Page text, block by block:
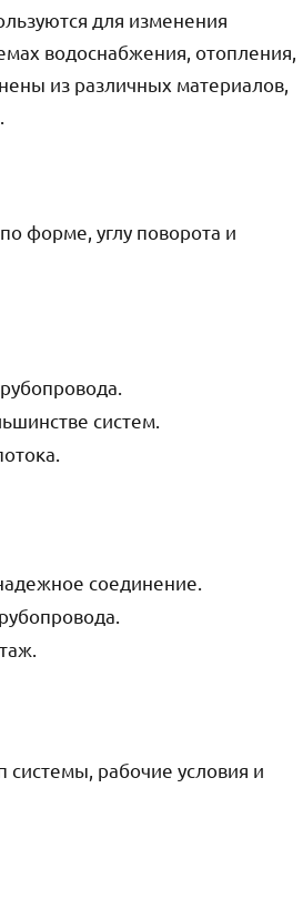
для изменения
водоснабжения, отопления,
из различных материалов,
форме, углу поворота и
систем.
соединение.
системы, рабочие условия и